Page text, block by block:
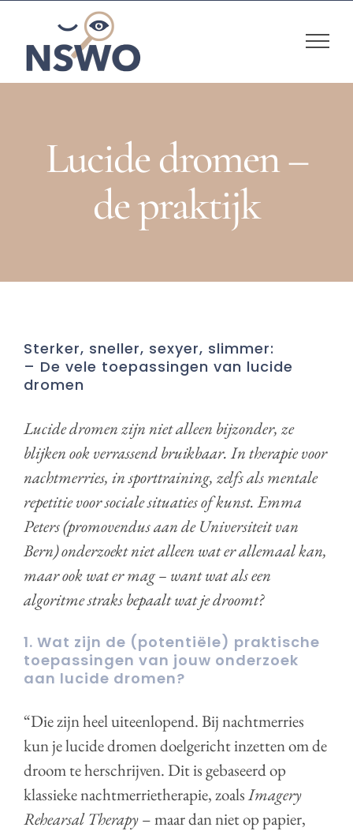
content
Lucide dromen –
de praktijk
Sterker, sneller, sexyer, slimmer:
– De vele toepassingen van lucide
dromen
Lucide dromen zijn niet alleen bijzonder, ze
blijken ook verrassend bruikbaar. In therapie voor
nachtmerries, in sporttraining, zelfs als mentale
repetitie voor sociale situaties of kunst. Emma
Peters (promovendus aan de Universiteit van
Bern) onderzoekt niet alleen wat er allemaal kan,
maar ook wat er mag – want wat als een
algoritme straks bepaalt wat je droomt?
1. Wat zijn de (potentiële) praktische
toepassingen van jouw onderzoek
aan lucide dromen?
“Die zijn heel uiteenlopend. Bij nachtmerries
kun je lucide dromen doelgericht inzetten om de
droom te herschrijven. Dit is gebaseerd op
klassieke nachtmerrietherapie, zoalsImagery
Rehearsal Therapy– maar dan niet op papier,